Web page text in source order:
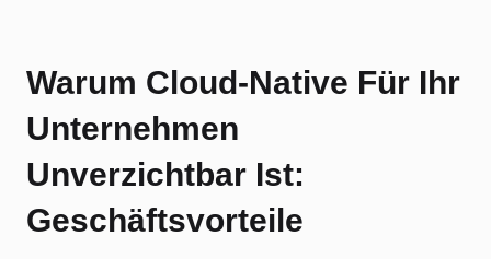
Warum Cloud-Native Für Ihr
Unternehmen
Unverzichtbar Ist:
Geschäftsvorteile